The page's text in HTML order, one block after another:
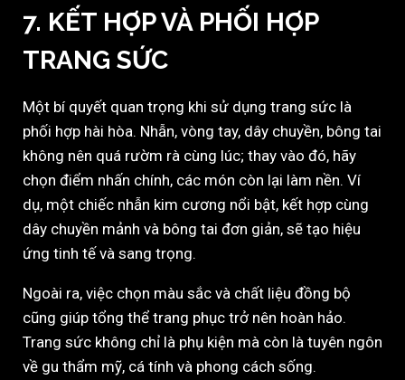
7. KẾT HỢP VÀ PHỐI HỢP
TRANG SỨC
Một bí quyết quan trọng khi sử dụng trang sức là
phối hợp hài hòa. Nhẫn, vòng tay, dây chuyền, bông tai
không nên quá rườm rà cùng lúc; thay vào đó, hãy
chọn điểm nhấn chính, các món còn lại làm nền. Ví
dụ, một chiếc nhẫn kim cương nổi bật, kết hợp cùng
dây chuyền mảnh và bông tai đơn giản, sẽ tạo hiệu
ứng tinh tế và sang trọng.
Ngoài ra, việc chọn màu sắc và chất liệu đồng bộ
cũng giúp tổng thể trang phục trở nên hoàn hảo.
Trang sức không chỉ là phụ kiện mà còn là tuyên ngôn
về gu thẩm mỹ, cá tính và phong cách sống.